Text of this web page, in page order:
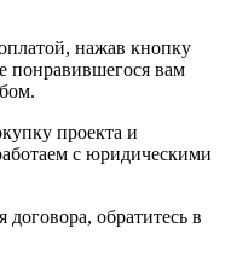
нажав кнопку
понравившегося вам
проекта и
с юридическими
обратитесь в